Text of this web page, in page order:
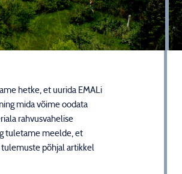
hetke, et uurida EMALi
mida võime oodata
rahvusvahelise
tuletame meelde, et
põhjal artikkel